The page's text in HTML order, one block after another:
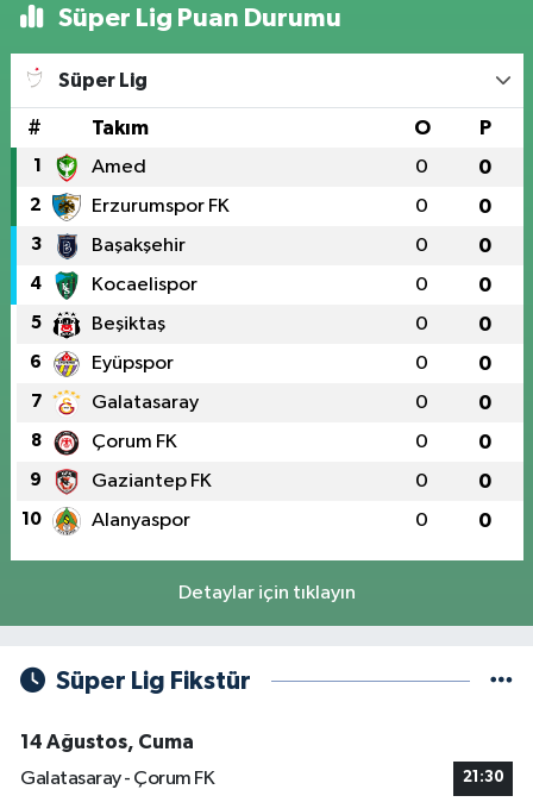
Süper Lig Puan Durumu
Süper Lig
# Takım O P
1 Amed 0 0
2 Erzurumspor FK 0 0
3 Başakşehir 0 0
4 Kocaelispor 0 0
5 Beşiktaş 0 0
6 Eyüpspor 0 0
7 Galatasaray 0 0
8 Çorum FK 0 0
9 Gaziantep FK 0 0
10 Alanyaspor 0 0
Detaylar için tıklayın
Süper Lig Fikstür
14 Ağustos, Cuma
Galatasaray - Çorum FK
21:30